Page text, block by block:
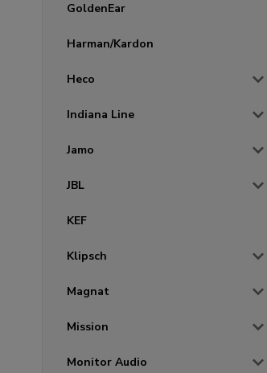
GoldenEar
Harman/Kardon
Heco
Indiana Line
Jamo
JBL
KEF
Klipsch
Magnat
Mission
Monitor Audio